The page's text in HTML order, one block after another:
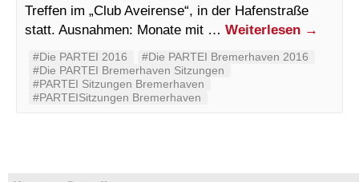
Treffen im „Club Aveirense“, in der Hafenstraße
statt. Ausnahmen: Monate mit … Weiterlesen →
#Die PARTEI 2016
#Die PARTEI Bremerhaven 2016
#Die PARTEI Bremerhaven Sitzungen
#PARTEI Sitzungen Bremerhaven
#PARTEISitzungen Bremerhaven